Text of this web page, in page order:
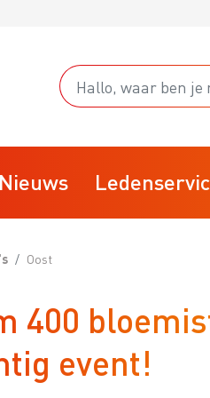
Trainingsprogramma
Risk
Nieuws
Oost
400
event!